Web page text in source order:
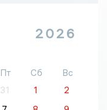
2026
Пт Сб
Вс
31 1
2